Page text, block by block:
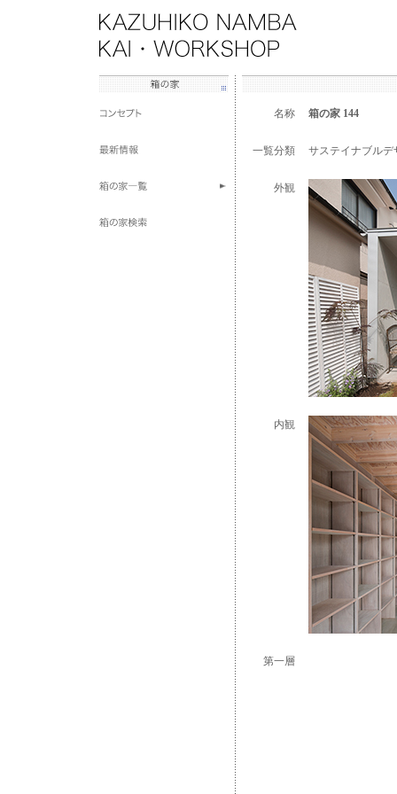
名称 箱の家 144
一覧分類 サステイナブルデ
外観
内観
第一層